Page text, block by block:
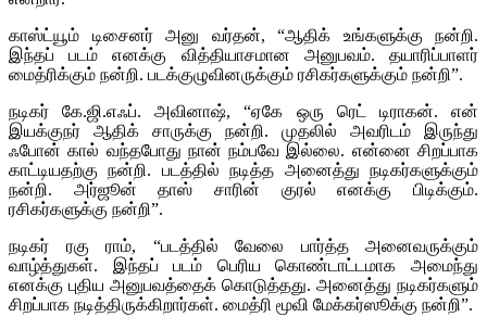
காஸ்ட்யூம் டிசைனர் அனு வர்தன், “ஆதிக் உங்களுக்கு நன்றி.
இந்தப் படம் எனக்கு வித்தியாசமான அனுபவம். தயாரிப்பாளர்
மைத்ரிக்கும் நன்றி. படக்குழுவினருக்கும் ரசிகர்களுக்கும் நன்றி”.
நடிகர் கே.ஜி.எஃப். அவினாஷ், “ஏகே ஒரு ரெட் டிராகன். என்
இயக்குநர் ஆதிக் சாருக்கு நன்றி. முதலில் அவரிடம் இருந்து
ஃபோன் கால் வந்தபோது நான் நம்பவே இல்லை. என்னை சிறப்பாக
காட்டியதற்கு நன்றி. படத்தில் நடித்த அனைத்து நடிகர்களுக்கும்
நன்றி. அர்ஜூன் தாஸ் சாரின் குரல் எனக்கு பிடிக்கும்.
ரசிகர்களுக்கு நன்றி”.
நடிகர் ரகு ராம், “படத்தில் வேலை பார்த்த அனைவருக்கும்
வாழ்த்துகள். இந்தப் படம் பெரிய கொண்டாட்டமாக அமைந்து
எனக்கு புதிய அனுபவத்தைக் கொடுத்தது. அனைத்து நடிகர்களும்
சிறப்பாக நடித்திருக்கிறார்கள். மைத்ரி மூவி மேக்கர்ஸூக்கு நன்றி”.